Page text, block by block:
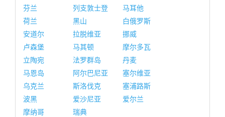
芬兰
列支敦士登
马耳他
荷兰
黑山
白俄罗斯
安道尔
拉脱维亚
挪威
卢森堡
马其顿
摩尔多瓦
立陶宛
法罗群岛
丹麦
马恩岛
阿尔巴尼亚
塞尔维亚
乌克兰
斯洛伐克
塞浦路斯
波黑
爱沙尼亚
爱尔兰
摩纳哥
瑞典